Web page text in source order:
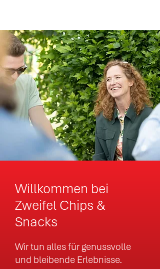
Willkommen bei
Zweifel Chips &
Snacks
Wir tun alles für genussvolle
und bleibende Erlebnisse.